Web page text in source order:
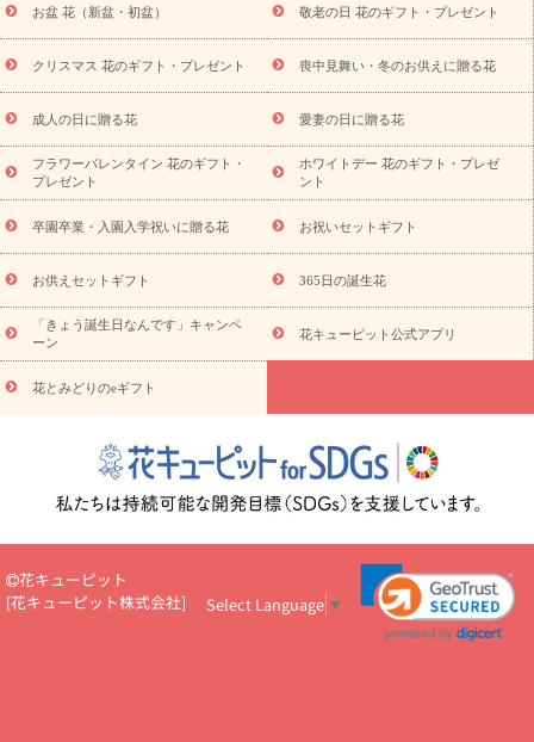
お盆（新盆・初盆）
お祝い返し お見舞い
お取り
プリザーブドフラワー
スタイルから探す
アレンジメント
蘭・花鉢
ミディ胡蝶蘭・お祝い ミディ胡蝶蘭・お供え
の青色胡蝶蘭
観葉植物 観葉植物 産直多肉植物
プリザーブ
ドフラワー
お祝い お供え・お悔やみ 花とセットギフト
ミオーダー
プチギフト（hanamore -ハナモア-）
花とみどりの
eギフト
花キューピットのeGfit カラー ピンク
レンジ
レッド お花の種類 バラ ユリ トルコキキョウ
予
算から探す
お祝い お祝い・3000円～ お祝い・
お祝い・5000円～ お祝い・7000円～ お祝い・10000円～
お供え・お悔やみ
お供え・お悔やみ・3000円～
お供え・お
悔やみ・5000円～ お供え・お悔やみ・7000円～
お供え・お悔
やみ・10000円～
365日の誕生花カレンダー
開店・開業祝
お祝いを贈るときのマナー・
花キューピットのお祝いコラム一覧
誕生日のお花を「色
彩心理学」で選ぶ方法
結婚祝いの予算相場
出産祝いお役立ち情
転職祝いのマナー基礎知識
ペットのお祝いワンポイントアド
バイス
スタンド花（フラスタ）のマナー
お見舞いのマナーとル
お祝い花のマナー総まとめ
場上司や先輩へ贈るお祝い花の正解は？
開店祝いの花 選び方ガイ
ド（早見表あり）
花キューピットのお供え・
お盆 花（新盆・初盆） 敬老の日 花のギフト・プレゼント
クリスマス 花のギフト・プレゼント 喪中見舞い・冬のお供えに贈る花
成人の日に贈る花 愛妻の日に贈る花
フラワーバレンタイン 花のギフト・
プレゼント
ホワイトデー 花のギフト・プレゼ
ント
卒園卒業・入園入学祝いに贈る花 お祝いセットギフト
お供えセットギフト 365日の誕生花
「きょう誕生日なんです」キャンペ
ーン
花キューピット公式アプリ
花とみどりのeギフト
花キューピット
[花キューピット株式会社] Select Language ▼